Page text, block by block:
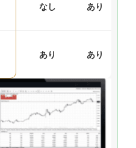
なし あり
あり あり